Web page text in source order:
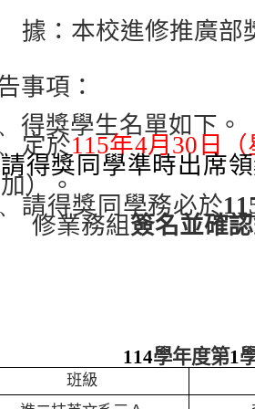
據：本校進修推廣部
事項：
得獎學生名單如下。
定於115年4月30 日
請得獎同學準時出席
加）。
請得獎同學務必於
修業務組簽名並確
114學年度第1
班級